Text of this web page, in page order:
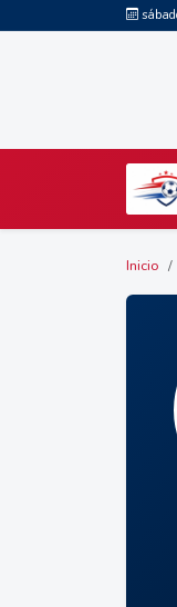
Inicio